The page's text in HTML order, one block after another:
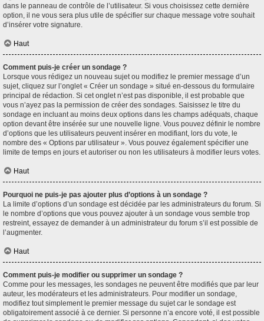
dans le panneau de contrôle de l’utilisateur. Si vous choisissez cette dernière
option, il ne vous sera plus utile de spécifier sur chaque message votre souhait
d’insérer votre signature.
Haut
Comment puis-je créer un sondage ?
Lorsque vous rédigez un nouveau sujet ou modifiez le premier message d’un
sujet, cliquez sur l’onglet « Créer un sondage » situé en-dessous du formulaire
principal de rédaction. Si cet onglet n’est pas disponible, il est probable que
vous n’ayez pas la permission de créer des sondages. Saisissez le titre du
sondage en incluant au moins deux options dans les champs adéquats, chaque
option devant être insérée sur une nouvelle ligne. Vous pouvez définir le nombre
d’options que les utilisateurs peuvent insérer en modifiant, lors du vote, le
nombre des « Options par utilisateur ». Vous pouvez également spécifier une
limite de temps en jours et autoriser ou non les utilisateurs à modifier leurs votes.
Haut
Pourquoi ne puis-je pas ajouter plus d’options à un sondage ?
La limite d’options d’un sondage est décidée par les administrateurs du forum. Si
le nombre d’options que vous pouvez ajouter à un sondage vous semble trop
restreint, essayez de demander à un administrateur du forum s’il est possible de
l’augmenter.
Haut
Comment puis-je modifier ou supprimer un sondage ?
Comme pour les messages, les sondages ne peuvent être modifiés que par leur
auteur, les modérateurs et les administrateurs. Pour modifier un sondage,
modifiez tout simplement le premier message du sujet car le sondage est
obligatoirement associé à ce dernier. Si personne n’a encore voté, il est possible